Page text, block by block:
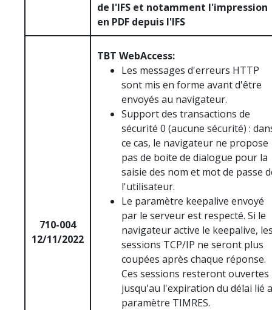
de l'IFS et notamment l'impression
en PDF depuis l'IFS
710-004
12/11/2022
TBT WebAccess:
Les messages d'erreurs HTTP
sont mis en forme avant d'être
envoyés au navigateur.
Support des transactions de
sécurité 0 (aucune sécurité) :
ce cas, le navigateur ne propose
pas de boite de dialogue pour la
saisie des nom et mot de passe
l'utilisateur.
Le paramètre keepalive envoyé
par le serveur est respecté. Si le
navigateur active le keepalive,
sessions TCP/IP ne seront plus
coupées après chaque réponse.
Ces sessions resteront ouvertes
jusqu'au l'expiration du délai lié
paramètre TIMRES.